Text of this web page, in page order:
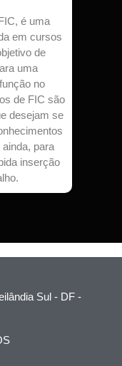
é uma
em cursos
de
uma
no
de FIC são
desejam se
para
inserção
Sul - DF -